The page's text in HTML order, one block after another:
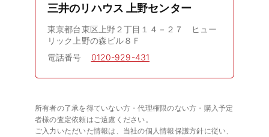
三井のリハウス 上野センター
東京都台東区上野２丁目１４－２７ ヒュー
リック上野の森ビル８Ｆ
電話番号
0120-929-431
所有者の了承を得ていない方・代理権限のない方・購入予定
者様の査定依頼はご遠慮ください。
ご入力いただいた情報は、当社の個人情報保護方針に従い、